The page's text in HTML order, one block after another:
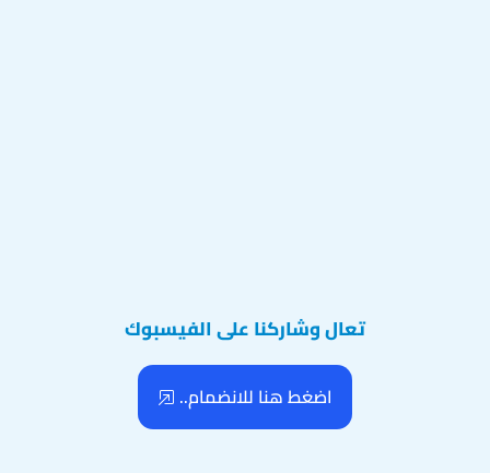
تعال وشاركنا على الفيسبوك
اضغط هنا للانضمام..